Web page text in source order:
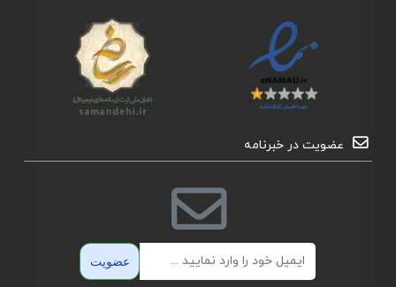
عضویت در خبرنامه
عضویت